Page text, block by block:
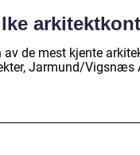
av de mest kjente
Jarmund/Vigsnæs